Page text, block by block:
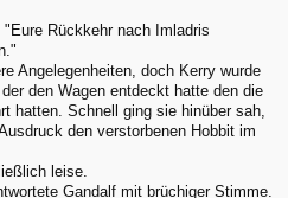
Rückkehr nach Imladris
Angelegenheiten, doch Kerry wurde
den Wagen entdeckt hatte den die
hatten. Schnell ging sie hinüber sah,
den verstorbenen Hobbit im
leise.
Gandalf mit brüchiger Stimme.